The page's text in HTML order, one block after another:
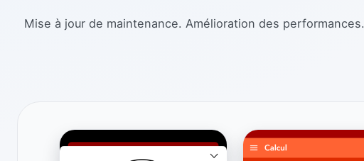
Mise à jour de maintenance. Amélioration des performances.